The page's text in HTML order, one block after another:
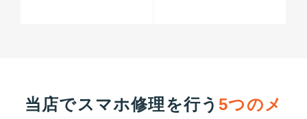
当店でスマホ修理を行う5つのメ